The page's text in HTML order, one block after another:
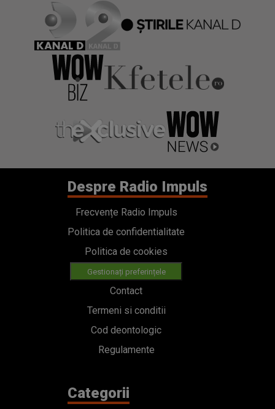
Despre Radio Impuls
Frecvențe Radio Impuls
Politica de confidentialitate
Politica de cookies
Gestionați preferințele
Contact
Termeni si conditii
Cod deontologic
Regulamente
Categorii